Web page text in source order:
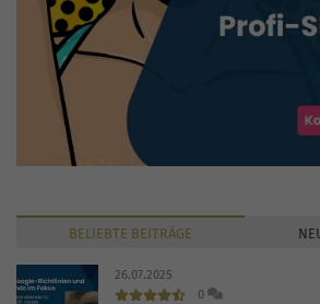
BELIEBTE BEITRÄGE
26.07.2025
0